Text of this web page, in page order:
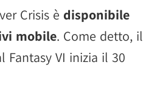
Crisis è disponibile
mobile. Come detto, il
Fantasy VI inizia il 30